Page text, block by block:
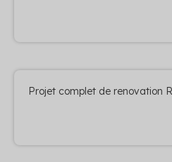
Projet complet de renovation